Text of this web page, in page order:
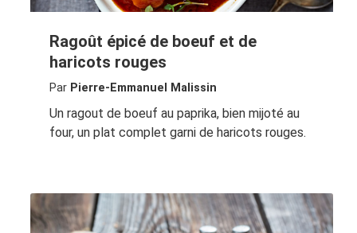
Ragoût épicé de boeuf et de
haricots rouges
Par Pierre-Emmanuel Malissin
Un ragout de boeuf au paprika, bien mijoté au
four, un plat complet garni de haricots rouges.